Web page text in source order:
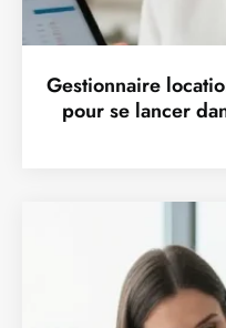
Gestionnaire
pour se lancer